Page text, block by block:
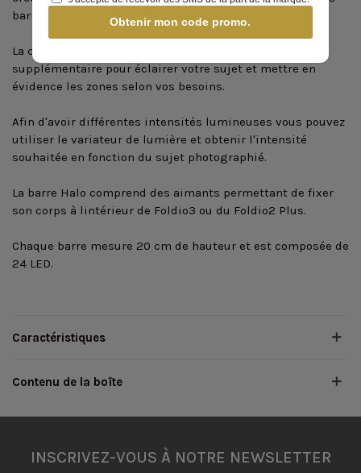
barres Halo.
La conception de ce kit en fait un bon éclairage
supplémentaire pour éclairer votre sujet et mettre en
évidence les zones selon vos besoins.
Afin d'avoir différentes intensités lumineuses vous pouvez
utiliser le variateur de lumière et obtenir l'intensité
souhaitée en fonction du sujet photographié.
La barre Halo comprend des aimants permettant de fixer
son corps à lintérieur de Foldio3 ou du Foldio2 Plus.
Chaque barre mesure 20 cm de hauteur et est composée de
24 LED.
Caractéristiques
Contenu de la boîte
INSCRIVEZ-VOUS À NOTRE NEWSLETTER
Obtenir mon code promo.